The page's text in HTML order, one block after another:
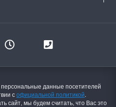
данные посетителей
софициальной политикой.
сайт, мы будем считать, что Вас это